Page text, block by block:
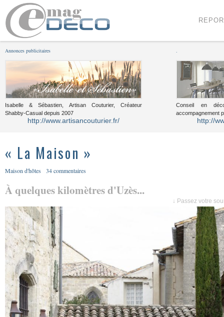
Annonces publicitaires
Isabelle & Sébastien, Artisan Couturier, Créateur
Shabby-Casual depuis 2007
http://www.artisancouturier.fr/
Conseil en
accompagnement
http://
« La Maison »
Maison d'hôtes 34 commentaires
À quelques kilomètres d'Uzès...
↓ Passez votre